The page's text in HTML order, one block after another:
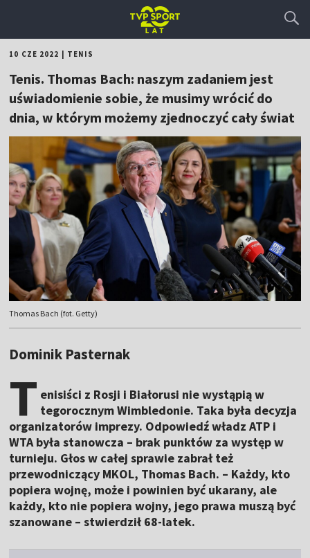
10 CZE 2022 TENIS
Tenis. Thomas Bach: naszym zadaniem jest
uświadomienie sobie, że musimy wrócić do
dnia, w którym możemy zjednoczyć cały świat
Thomas Bach (fot. Getty)
Dominik Pasternak
T enisiści z Rosji i Białorusi nie wystąpią w
tegorocznym Wimbledonie. Taka była decyzja
organizatorów imprezy. Odpowiedź władz ATP i
WTA była stanowcza – brak punktów za występ w
turnieju. Głos w całej sprawie zabrał też
przewodniczący MKOL, Thomas Bach. – Każdy, kto
popiera wojnę, może i powinien być ukarany, ale
każdy, kto nie popiera wojny, jego prawa muszą być
szanowane – stwierdził 68-latek.